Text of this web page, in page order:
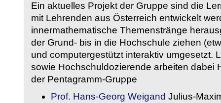
Ein aktuelles Projekt der Gruppe sind die
mit Lehrenden aus Österreich entwickelt
innermathematische Themenstränge
der Grund- bis in die Hochschule ziehen
und computergestützt interaktiv umgesetzt.
sowie Hochschuldozierende arbeiten dabei
der Pentagramm-Gruppe
Prof. Hans-Georg Weigand Julius-